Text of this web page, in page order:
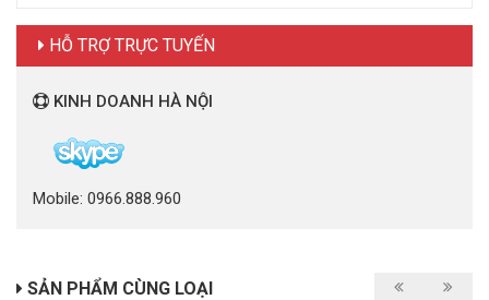
HỖ TRỢ TRỰC TUYẾN
KINH DOANH HÀ NỘI
Mobile: 0966.888.960
SẢN PHẨM CÙNG LOẠI